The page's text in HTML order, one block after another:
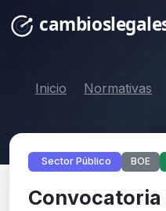
Inicio Normativas
Sector Público BOE
Convocatoria